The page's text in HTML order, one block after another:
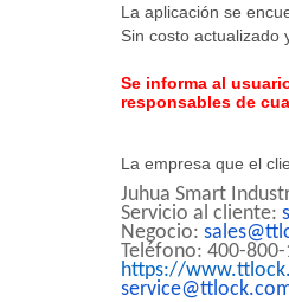
La aplicación se
Sin costo actualizado
Se informa al
responsables de
La empresa que el
Juhua Smart
Servicio al cliente:
Negocio:
Teléfono: 400-800-
https://